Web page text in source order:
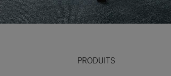
PRODUITS